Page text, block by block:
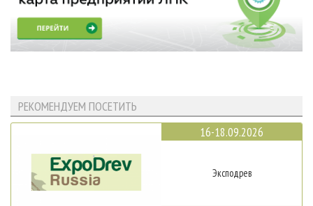
РЕКОМЕНДУЕМ ПОСЕТИТЬ
16-18.09.2026
Эксподрев